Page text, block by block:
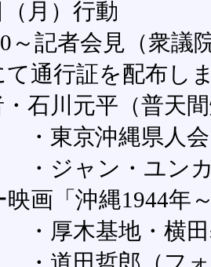
月）行動
～記者会見（衆議
て通行証を配布し
川元平（普天
沖縄県人会
・ユンカーマ
映画「沖縄1944年
地・横田基